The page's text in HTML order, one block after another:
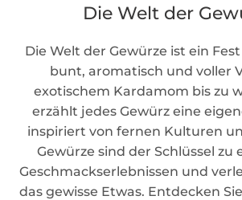
Die Welt der
Die Welt der Gewürze ist ein
bunt, aromatisch und voller
exotischem Kardamom bis zu
erzählt jedes Gewürz eine
inspiriert von fernen Kulturen
Gewürze sind der Schlüssel zu
Geschmackserlebnissen und
das gewisse Etwas. Entdecken